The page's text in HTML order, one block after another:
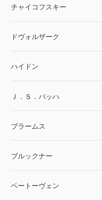
チャイコフスキー
ドヴォルザーク
ハイドン
Ｊ．Ｓ．バッハ
ブラームス
ブルックナー
ベートーヴェン